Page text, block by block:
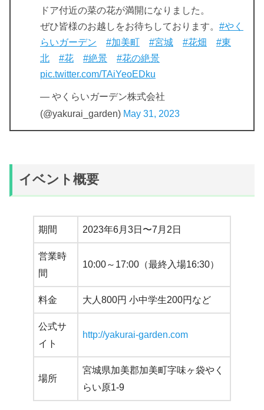
ドア付近の菜の花が満開になりました。
ぜひ皆様のお越しをお待ちしております。 #やく
らいガーデン
#加美町 #宮城 #花畑
#東
北
#花 #絶景
#花の絶景
pic.twitter.com/TAiYeoEDku
— やくらいガーデン株式会社
(@yakurai_garden) May 31, 2023
イベント概要
期間 2023年6月3日〜7月2日
営業時
間
10:00～17:00（最終入場16:30）
料金 大人800円 小中学生200円など
公式サ
イト
http://yakurai-garden.com
場所
宮城県加美郡加美町字味ヶ袋やく
らい原1-9